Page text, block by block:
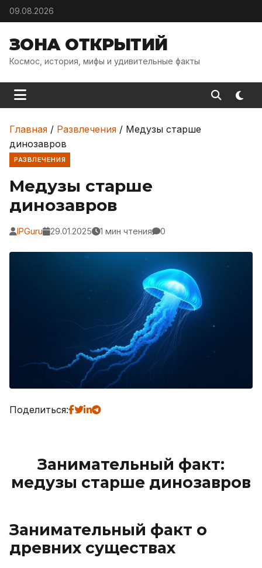
Skip to content
09.08.2026
ЗОНА ОТКРЫТИЙ
Космос, история, мифы и удивительные факты
Главная / Развлечения / Медузы старше
динозавров
РАЗВЛЕЧЕНИЯ
Медузы старше
динозавров
IPGuru 29.01.2025 1 мин чтения 0
Поделиться:
Занимательный факт:
медузы старше динозавров
Занимательный факт о
древних существах